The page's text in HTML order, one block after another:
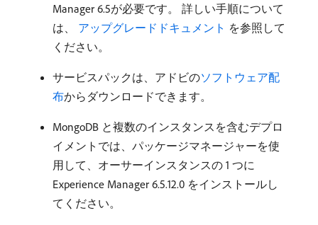
Manager 6.5が必要です。 詳しい手順について
は、
​ アップグレードドキュメント ​ を参照して
ください。
サービスパックは、アドビのソフトウェア配
布からダウンロードできます。
MongoDB と複数のインスタンスを含むデプロ
イメントでは、パッケージマネージャーを使
用して、オーサーインスタンスの 1 つに
Experience Manager 6.5.12.0 をインストールし
てください。